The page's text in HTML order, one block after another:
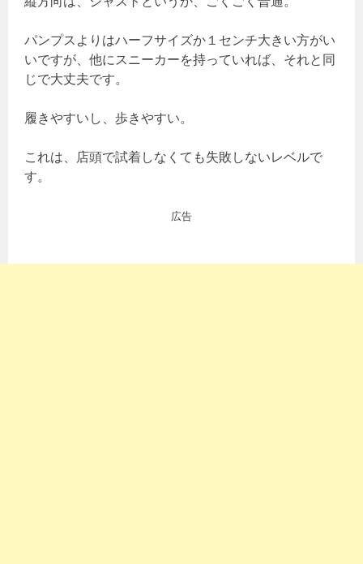
パンプスよりはハーフサイズか１センチ大きい方がい
いですが、他にスニーカーを持っていれば、それと同
じで大丈夫です。
履きやすいし、歩きやすい。
これは、店頭で試着しなくても失敗しないレベルで
す。
広告